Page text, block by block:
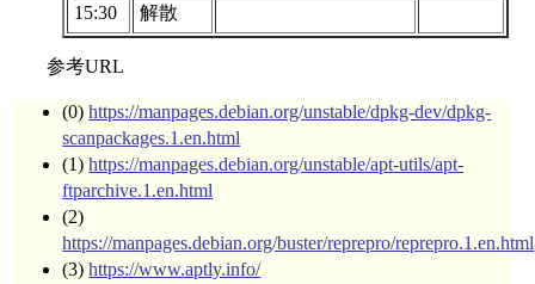
15:30 解散
参考URL
(0)https://manpages.debian.org/unstable/dpkg-dev/dpkg-
scanpackages.1.en.html
(1)https://manpages.debian.org/unstable/apt-utils/apt-
ftparchive.1.en.html
(2)
https://manpages.debian.org/buster/reprepro/reprepro.1.en.html
(3)https://www.aptly.info/